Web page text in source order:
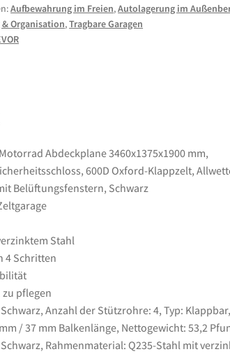
Aufbewahrung im Freien,Autolagerung im
& Organisation,Tragbare Garagen
Abdeckplane 3460x1375x1900 mm,
600D Oxford-Klappzelt,
Belüftungsfenstern, Schwarz
Stahl
4 Schritten
pflegen
Anzahl der Stützrohre: 4, Typ: Klappbar,
/ 37 mm Balkenlänge, Nettogewicht: 53,2
Rahmenmaterial: Q235-Stahl mit